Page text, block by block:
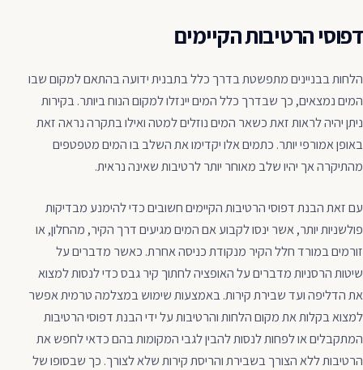
דפוסי הרטיבות הקיימים
הלחות בבניינים מתפשטת בדרך כלל בתבנית ידועה בהתאם למקום שבו
המים נמצאים, כך שבדרך כלל המים יינזלו למקום הנוח ביותר. בקירות
ניתן יהיה לראות זאת כשאר המים נוזלים למטה ואילו בתקרה נראה זאת
באופן אמורפי יותר. כתמים אלו יקדימו את השלב בו המים מטפטפים
מהתיקרה אך יהיו שלב מאוחר יותר לרטיבות שאינה נראית.
עם זאת הבנת דפוסי הרטיבות הקיימים חשובים כדי להימנע מבדיקות
פולשניות יותר, אשר ינסו לקבוע אם המים מגיעים דרך הקיר, מהחלון, או
זורמים במורד חלל הקיר מנקודת כניסה אחרת. כאשר מדברים על
שיטות הרסניות מדברים על האופציה לחתוך קיר גבס כדי לנסות למצוא
את הדליפה ועד שבירת קירות. באמצעות שימוש במצלמה טרמית אפשר
למצוא בקלות את מקום הלחות והרטיבות על ידי הבנת דפוסי הרטיבות
המתקבלים או לפחות לנסות להבין לגבי המקומות בהם כדאי לחפש את
הרטיבות ללא הצורך בשבירת והריסת קירות שלא לצורך. כך שבסופו של